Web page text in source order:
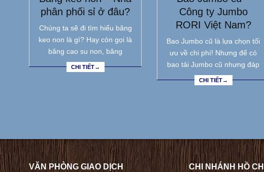
phân phối sỉ ở đâu?
Chúng ta sẽ đi tìm hiểu băng
keo non là gì? Hay còn gọi là
băng cao su non, băng
CHI TIẾT→
Công ty Jumbo
RORI Việt Nam?
Bao Jumbo cũ là lựa chọn tối
ưu về chi phí! Nhưng để có
bao tải Jumbo cũ nhưng đáp
CHI TIẾT→
VĂN PHÒNG GIAO DỊCH CHI NHÁNH HỒ